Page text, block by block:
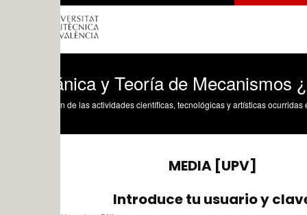
y Teoría de Mecanismos ¿ 2020
de las actividades científicas, tecnológicas y artísticas ocurridas en los tres